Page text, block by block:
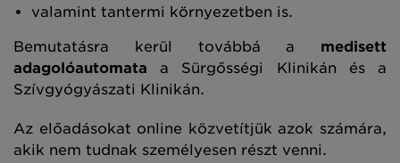
valamint tantermi környezetben is.
Bemutatásra kerül továbbá a medisett
adagolóautomata a Sürgősségi Klinikán és a
Szívgyógyászati Klinikán.
Az előadásokat online közvetítjük azok számára,
akik nem tudnak személyesen részt venni.